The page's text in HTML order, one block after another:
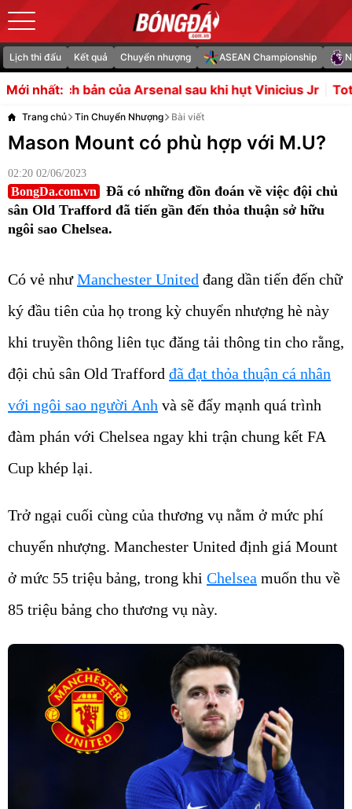
Lịch thi đấu Kết quả Chuyển nhượng ASEAN Championship
Mới nhất:
Arsenal sau khi hụt Vinicius Jr Tottenham được
Trang chủ Tin Chuyển Nhượng Bài viết
Mason Mount có phù hợp với M.U?
02:20 02/06/2023
BongDa.com.vn
Đã có những đồn đoán về việc đội chủ
sân Old Trafford đã tiến gần đến thỏa thuận sở hữu
ngôi sao Chelsea.
Có vẻ nhưManchester United đang dần tiến đến chữ
ký đầu tiên của họ trong kỳ chuyển nhượng hè này
khi truyền thông liên tục đăng tải thông tin cho rằng,
đội chủ sân Old Trafford đã đạt thỏa thuận cá nhân
với ngôi sao người Anh và sẽ đẩy mạnh quá trình
đàm phán với Chelsea ngay khi trận chung kết FA
Cup khép lại.
Trở ngại cuối cùng của thương vụ nằm ở mức phí
chuyển nhượng. Manchester United định giá Mount
ở mức 55 triệu bảng, trong khi Chelsea muốn thu về
85 triệu bảng cho thương vụ này.